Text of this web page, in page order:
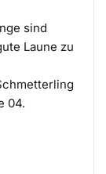
sind
Laune zu
04.